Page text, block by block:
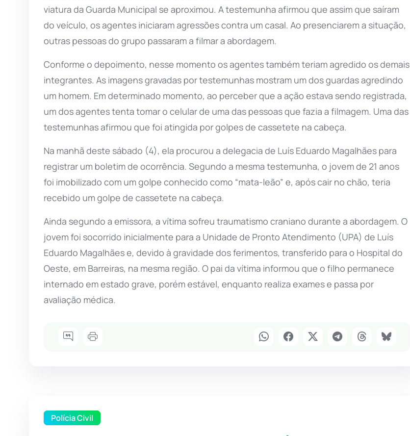
viatura da Guarda Municipal se aproximou. A testemunha afirmou que assim que saíram
do veículo, os agentes iniciaram agressões contra um casal. Ao presenciarem a situação,
outras pessoas do grupo passaram a filmar a abordagem.
Conforme o depoimento, nesse momento os agentes também teriam agredido os demais
integrantes. As imagens gravadas por testemunhas mostram um dos guardas agredindo
um homem. Em determinado momento, ao perceber que a ação estava sendo registrada,
um dos agentes tenta tomar o celular de uma das pessoas que fazia a filmagem. Uma das
testemunhas afirmou que foi atingida por golpes de cassetete na cabeça.
Na manhã deste sábado (4), ela procurou a delegacia de Luís Eduardo Magalhães para
registrar um boletim de ocorrência. Segundo a mesma testemunha, o jovem de 21 anos
foi imobilizado com um golpe conhecido como “mata-leão” e, após cair no chão, teria
recebido um golpe de cassetete na cabeça.
Ainda segundo a emissora, a vítima sofreu traumatismo craniano durante a abordagem. O
jovem foi socorrido inicialmente para a Unidade de Pronto Atendimento (UPA) de Luís
Eduardo Magalhães e, devido à gravidade dos ferimentos, transferido para o Hospital do
Oeste, em Barreiras, na mesma região. O pai da vítima informou que o filho permanece
internado em estado grave, porém estável, enquanto realiza exames e passa por
avaliação médica.
Polícia Civil